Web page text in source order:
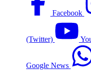
Facebook
(Twitter)
Google News